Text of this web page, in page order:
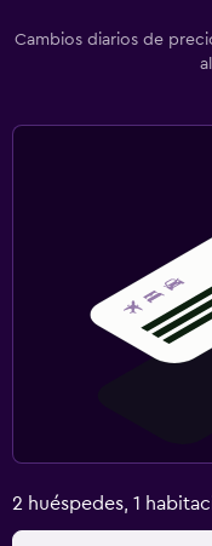
Cambios diarios de
2 huéspedes, 1